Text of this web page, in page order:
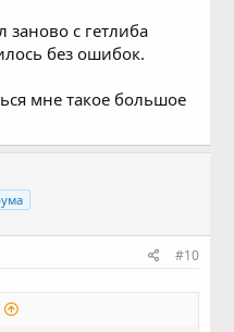
заново с гетлиба
без ошибок.
мне такое большое
#10